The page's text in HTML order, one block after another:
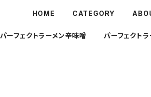
HOME CATEGORY
パーフェクトラーメン辛味噌 パーフェクト